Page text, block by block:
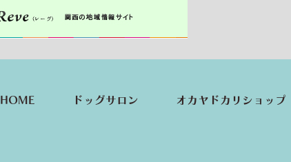
HOME ドッグサロン オカヤドカリショップ